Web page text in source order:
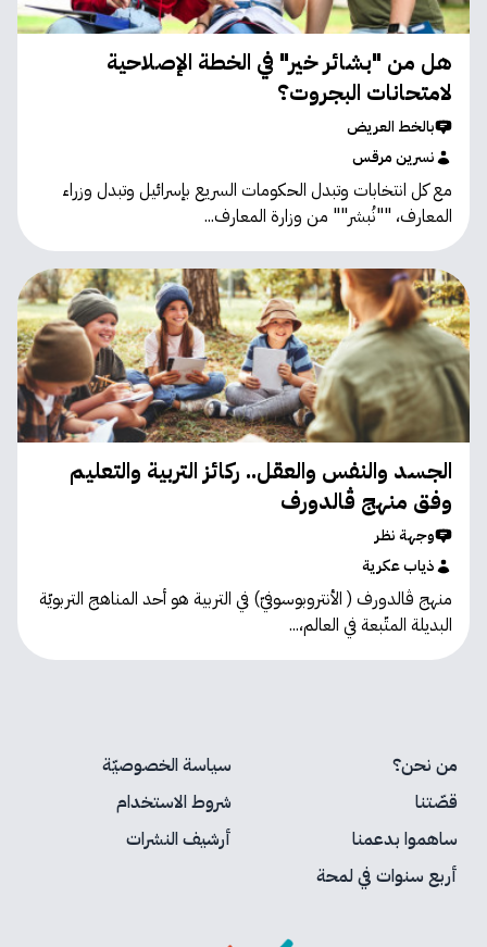
هل من "بشائر خير" في الخطة الإصلاحية
لامتحانات البجروت؟
بالخط العريض
نسرين مرقس
مع كل انتخابات وتبدل الحكومات السريع بإسرائيل وتبدل وزراء
المعارف، ""نُبشر"" من وزارة المعارف...
الجسد والنفس والعقل.. ركائز التربية والتعليم
وفق منهج ڤالدورف
وجهة نظر
ذياب عكرية
منهج ڤالدورف ( الأنتروبوسوفيّ) في التربية هو أحد المناهج التربويّة
البديلة المتّبعة في العالم،...
من نحن؟
سياسة الخصوصيّة
قصّتنا
شروط الاستخدام
ساهموا بدعمنا
أرشيف النشرات
أربع سنوات في لمحة